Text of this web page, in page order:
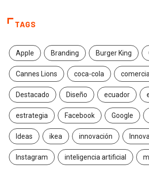
TAGS
Apple Branding Burger King
Cannes Lions coca-cola comercial
Destacado Diseño ecuador
estrategia Facebook Google
Ideas ikea innovación
Instagram inteligencia artificial